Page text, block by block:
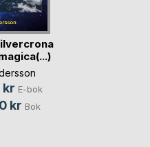
kr E-bok
kr Bok